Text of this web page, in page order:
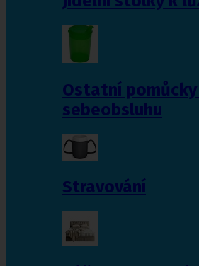
Ostatní
sebeobsluhu
Stravování